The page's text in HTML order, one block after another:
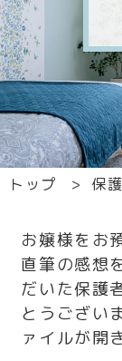
トップ 保
お嬢様をお
直筆の感想
だいた保護
とうござい
ァイルが開